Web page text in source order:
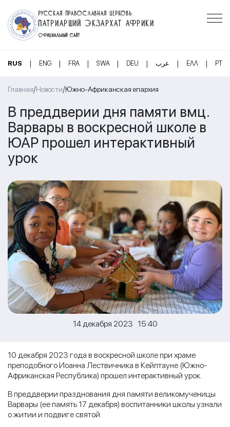
РУССКАЯ ПРАВОСЛАВНАЯ ЦЕРКОВЬ
ПАТРИАРШИЙ ЭКЗАРХАТ АФРИКИ
ОФИЦИАЛЬНЫЙ САЙТ
RUS | ENG | FRA | SWA | DEU | عرب | ΕΛΛ | PT
Главная/Новости/Южно-Африканская епархия
В преддверии дня памяти вмц.
Варвары в воскресной школе в
ЮАР прошел интерактивный
урок
14 декабря 2023 15:40
10 декабря 2023 года в воскресной школе при храме
преподобного Иоанна Лествичника в Кейптауне (Южно-
Африканская Республика) прошел интерактивный урок.
В преддверии празднования дня памяти великомученицы
Варвары (ее память 17 декабря) воспитанники школы узнали
о житии и подвиге святой.